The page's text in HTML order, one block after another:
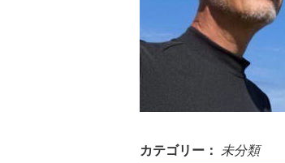
カテゴリー： 未分類